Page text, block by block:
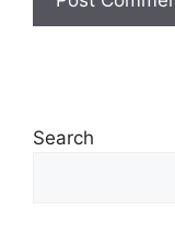
Search